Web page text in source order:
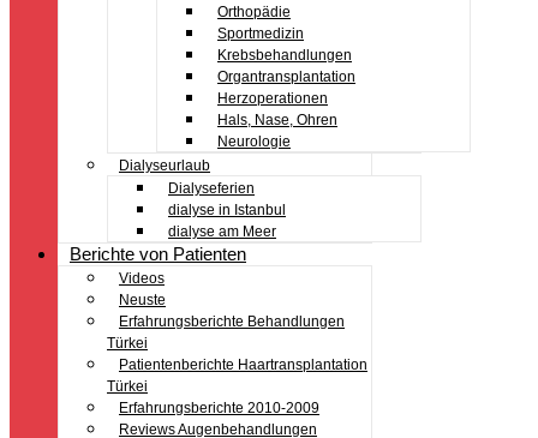
Orthopädie
Sportmedizin
Krebsbehandlungen
Organtransplantation
Herzoperationen
Hals, Nase, Ohren
Neurologie
Dialyseurlaub
Dialyseferien
dialyse in Istanbul
dialyse am Meer
Berichte von Patienten
Videos
Neuste
Erfahrungsberichte Behandlungen
Türkei
Patientenberichte Haartransplantation
Türkei
Erfahrungsberichte 2010-2009
Reviews Augenbehandlungen